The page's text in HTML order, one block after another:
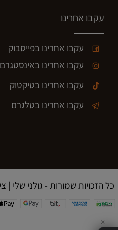
עקבו אחרינו
עקבו אחרינו בפייסבוק
עקבו אחרינו באינסטגרם
עקבו אחרינו בטיקטוק
עקבו אחרינו בטלגרם
✕